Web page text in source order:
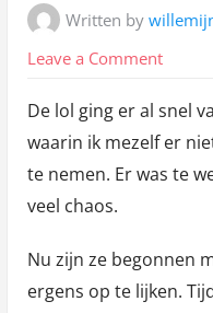
Written by
Leave a Commenton
De lol ging er al snel
waarin ik mezelf er
te nemen. Er was te
veel chaos.
Nu zijn ze begonnen
ergens op te lijken.